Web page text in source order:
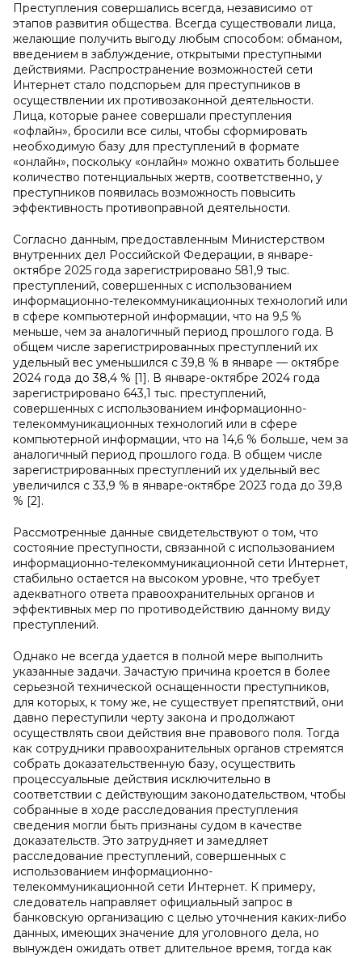
Преступления совершались всегда, независимо от
этапов развития общества. Всегда существовали лица,
желающие получить выгоду любым способом: обманом,
введением в заблуждение, открытыми преступными
действиями. Распространение возможностей сети
Интернет стало подспорьем для преступников в
осуществлении их противозаконной деятельности.
Лица, которые ранее совершали преступления
«офлайн», бросили все силы, чтобы сформировать
необходимую базу для преступлений в формате
«онлайн», поскольку «онлайн» можно охватить большее
количество потенциальных жертв, соответственно, у
преступников появилась возможность повысить
эффективность противоправной деятельности.
Согласно данным, предоставленным Министерством
внутренних дел Российской Федерации, в январе-
октябре 2025 года зарегистрировано 581,9 тыс.
преступлений, совершенных с использованием
информационно-телекоммуникационных технологий или
в сфере компьютерной информации, что на 9,5 %
меньше, чем за аналогичный период прошлого года. В
общем числе зарегистрированных преступлений их
удельный вес уменьшился с 39,8 % в январе — октябре
2024 года до 38,4 % [1]. В январе-октябре 2024 года
зарегистрировано 643,1 тыс. преступлений,
совершенных с использованием информационно-
телекоммуникационных технологий или в сфере
компьютерной информации, что на 14,6 % больше, чем за
аналогичный период прошлого года. В общем числе
зарегистрированных преступлений их удельный вес
увеличился с 33,9 % в январе-октябре 2023 года до 39,8
% [2].
Рассмотренные данные свидетельствуют о том, что
состояние преступности, связанной с использованием
информационно-телекоммуникационной сети Интернет,
стабильно остается на высоком уровне, что требует
адекватного ответа правоохранительных органов и
эффективных мер по противодействию данному виду
преступлений.
Однако не всегда удается в полной мере выполнить
указанные задачи. Зачастую причина кроется в более
серьезной технической оснащенности преступников,
для которых, к тому же, не существует препятствий, они
давно переступили черту закона и продолжают
осуществлять свои действия вне правового поля. Тогда
как сотрудники правоохранительных органов стремятся
собрать доказательственную базу, осуществить
процессуальные действия исключительно в
соответствии с действующим законодательством, чтобы
собранные в ходе расследования преступления
сведения могли быть признаны судом в качестве
доказательств. Это затрудняет и замедляет
расследование преступлений, совершенных с
использованием информационно-
телекоммуникационной сети Интернет. К примеру,
следователь направляет официальный запрос в
банковскую организацию с целью уточнения каких-либо
данных, имеющих значение для уголовного дела, но
вынужден ожидать ответ длительное время, тогда как